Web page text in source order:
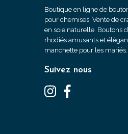
Boutique en ligne de
pour chemises. Vente de
en soie naturelle. Boutons
rhodiés amusants et
manchette pour les mariés.
Suivez nous